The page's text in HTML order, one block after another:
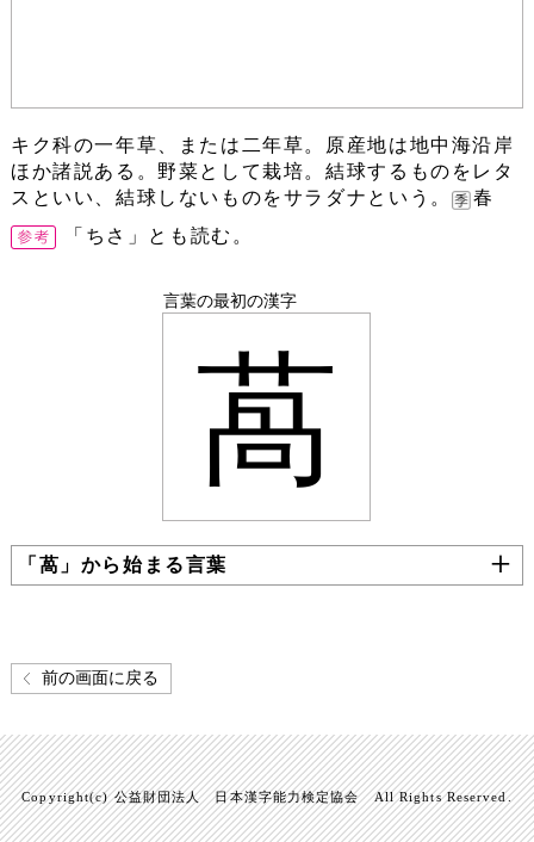
キク科の一年草、または二年草。原産地は地中海沿岸
ほか諸説ある。野菜として栽培。結球するものをレタ
スといい、結球しないものをサラダナという。
春
「ちさ」とも読む。
言葉の最初の漢字
萵
「萵」から始まる言葉
前の画面に戻る
Copyright(c) 公益財団法人 日本漢字能力検定協会 All Rights Reserved.